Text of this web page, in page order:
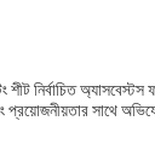
নির্বাচিত
সাথে